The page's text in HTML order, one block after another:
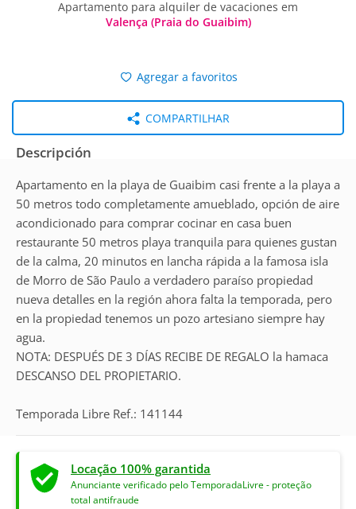
Apartamento para alquiler de vacaciones em
Valença (Praia do Guaibim)
Agregar a favoritos
COMPARTILHAR
Descripción
Apartamento en la playa de Guaibim casi frente a la playa a
50 metros todo completamente amueblado, opción de aire
acondicionado para comprar cocinar en casa buen
restaurante 50 metros playa tranquila para quienes gustan
de la calma, 20 minutos en lancha rápida a la famosa isla
de Morro de São Paulo a verdadero paraíso propiedad
nueva detalles en la región ahora falta la temporada, pero
en la propiedad tenemos un pozo artesiano siempre hay
agua.
NOTA: DESPUÉS DE 3 DÍAS RECIBE DE REGALO la hamaca
DESCANSO DEL PROPIETARIO.
Temporada Libre Ref.: 141144
Locação 100% garantida
Anunciante verificado pelo TemporadaLivre - proteção
total antifraude